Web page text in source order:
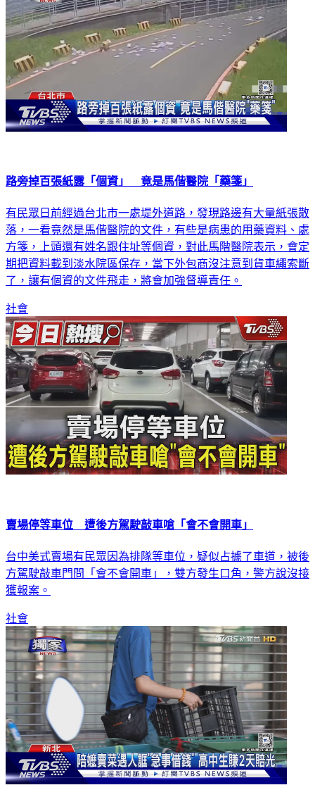
路旁掉百張紙露「個資」 竟是馬偕醫院「藥箋」
有民眾日前經過台北市一處堤外道路，發現路邊有大量紙張散
落，一看竟然是馬偕醫院的文件，有些是病患的用藥資料、處
方箋，上頭還有姓名跟住址等個資，對此馬階醫院表示，會定
期把資料載到淡水院區保存，當下外包商沒注意到貨車繩索斷
了，讓有個資的文件飛走，將會加強督導責任。
社會
賣場停等車位 遭後方駕駛敲車嗆「會不會開車」
台中美式賣場有民眾因為排隊等車位，疑似占據了車道，被後
方駕駛敲車門問「會不會開車」，雙方發生口角，警方說沒接
獲報案。
社會